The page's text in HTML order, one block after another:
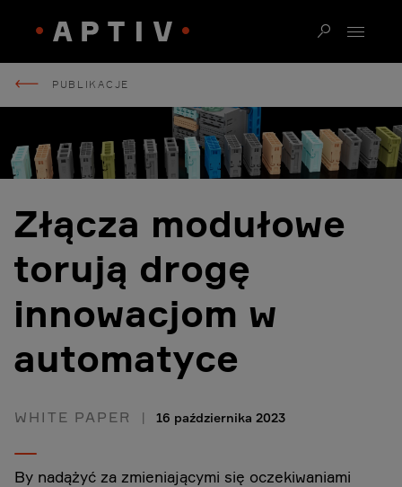
PUBLIKACJE
Złącza modułowe
torują drogę
innowacjom w
automatyce
WHITE PAPER 16 października 2023
By nadążyć za zmieniającymi się oczekiwaniami